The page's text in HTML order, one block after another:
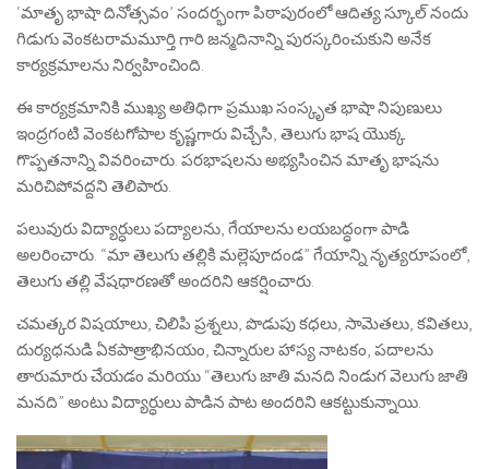
‘మాతృ భాషా దినోత్సవం’ సందర్భంగా పిఠాపురంలో ఆదిత్య స్కూల్ నందు
గిడుగు వెంకటరామమూర్తి గారి జన్మదినాన్ని పురస్కరించుకుని అనేక
కార్యక్రమాలను నిర్వహించింది.
ఈ కార్యక్రమానికి ముఖ్య అతిధిగా ప్రముఖ సంస్కృత భాషా నిపుణులు
ఇంద్రగంటి వెంకటగోపాల కృష్ణగారు విచ్చేసి, తెలుగు భాష యొక్క
గొప్పతనాన్ని వివరించారు. పరభాషలను అభ్యసించిన మాతృ భాషను
మరిచిపోవద్దని తెలిపారు.
పలువురు విద్యార్ధులు పద్యాలను, గేయాలను లయబద్ధంగా పాడి
అలరించారు. “మా తెలుగు తల్లికి మల్లెపూదండ” గేయాన్ని నృత్యరూపంలో,
తెలుగు తల్లి వేషధారణతో అందరిని ఆకర్షించారు.
చమత్కర విషయాలు, చిలిపి ప్రశ్నలు, పొడుపు కధలు, సామెతలు, కవితలు,
దుర్యధనుడి ఏకపాత్రాభినయం, చిన్నారుల హాస్య నాటకం, పదాలను
తారుమారు చేయడం మరియు “తెలుగు జాతి మనది నిండుగ వెలుగు జాతి
మనది” అంటు విద్యార్ధులు పాడిన పాట అందరిని ఆకట్టుకున్నాయి.